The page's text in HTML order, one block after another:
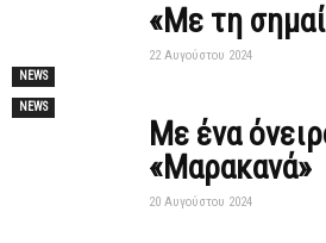
NEWS
«Με τη
22 Αυγούστου 2024
NEWS
Με ένα
«Μαρακανά»
20 Αυγούστου 2024